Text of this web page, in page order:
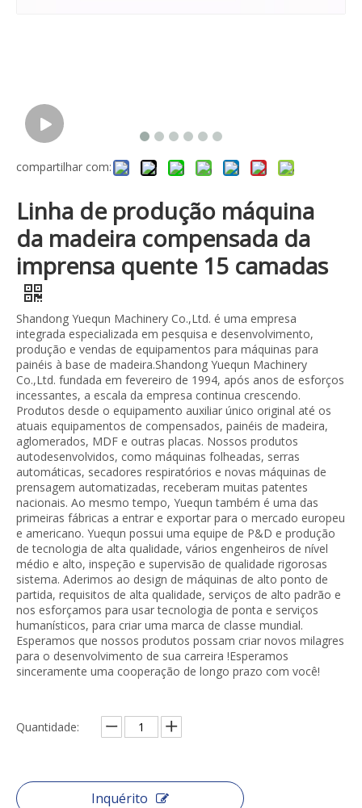
compartilhar com:
Linha de produção máquina
da madeira compensada da
imprensa quente 15 camadas
Shandong Yuequn Machinery Co.,Ltd. é uma empresa
integrada especializada em pesquisa e desenvolvimento,
produção e vendas de equipamentos para máquinas para
painéis à base de madeira.Shandong Yuequn Machinery
Co.,Ltd. fundada em fevereiro de 1994, após anos de esforços
incessantes, a escala da empresa continua crescendo.
Produtos desde o equipamento auxiliar único original até os
atuais equipamentos de compensados, painéis de madeira,
aglomerados, MDF e outras placas. Nossos produtos
autodesenvolvidos, como máquinas folheadas, serras
automáticas, secadores respiratórios e novas máquinas de
prensagem automatizadas, receberam muitas patentes
nacionais. Ao mesmo tempo, Yuequn também é uma das
primeiras fábricas a entrar e exportar para o mercado europeu
e americano. Yuequn possui uma equipe de P&D e produção
de tecnologia de alta qualidade, vários engenheiros de nível
médio e alto, inspeção e supervisão de qualidade rigorosas
sistema. Aderimos ao design de máquinas de alto ponto de
partida, requisitos de alta qualidade, serviços de alto padrão e
nos esforçamos para usar tecnologia de ponta e serviços
humanísticos, para criar uma marca de classe mundial.
Esperamos que nossos produtos possam criar novos milagres
para o desenvolvimento de sua carreira !Esperamos
sinceramente uma cooperação de longo prazo com você!
Quantidade:
Inquérito